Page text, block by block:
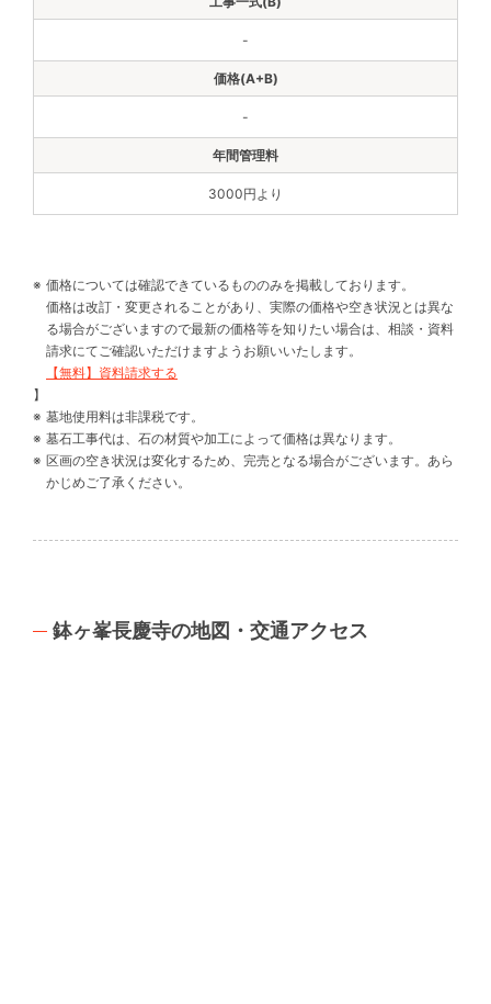
-
-
3000円より
価格については確認できているもののみを掲載しております。
価格は改訂・変更されることがあり、実際の価格や空き状況とは異な
る場合がございますので最新の価格等を知りたい場合は、相談・資料
請求にてご確認いただけますようお願いいたします。
【無料】資料請求する
】
墓地使用料は非課税です。
墓石工事代は、石の材質や加工によって価格は異なります。
区画の空き状況は変化するため、完売となる場合がございます。あら
かじめご了承ください。
鉢ヶ峯長慶寺の地図・交通アクセス